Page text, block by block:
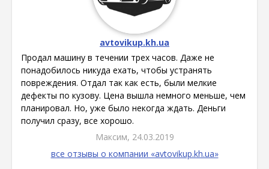
avtovikup.kh.ua
Продал машину в течении трех часов. Даже не
понадобилось никуда ехать, чтобы устранять
повреждения. Отдал так как есть, были мелкие
дефекты по кузову. Цена вышла немного меньше, чем
планировал. Но, уже было некогда ждать. Деньги
получил сразу, все хорошо.
Максим, 24.03.2019
все отзывы о компании «avtovikup.kh.ua»